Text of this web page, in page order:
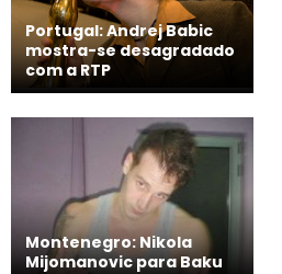
Portugal: Andrej Babic
mostra-se desagradado
com a RTP
Montenegro: Nikola
Mijomanovic para Baku